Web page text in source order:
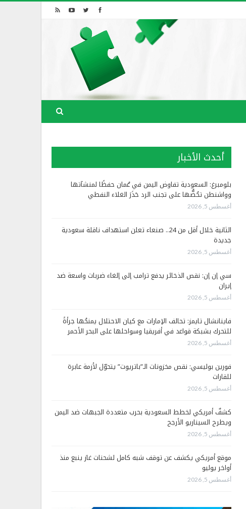
أحدث الأخبار
بلومبرغ: السعودية تفاوض اليمن في عُمان حفظًا لمنشآتها
وواشنطن تحُضُّها على تجنب الرد حَذَرَ الغلاء النفطي
أغسطس 5, 2026
الثانية خلال أقل من 24.. صنعاء تعلن استهداف ناقلة سعودية
جديدة
أغسطس 5, 2026
سي إن إن: نقص الذخائر يدفع ترامب إلى إلغاء ضربات واسعة ضد
إيران
أغسطس 5, 2026
فاينانشال تايمز: تحالف الإمارات مع كيان الاحتلال يمنحُها جرأةً
للتحرك بشبكة قواعد في أفريقيا وسواحلها على البحر الأحمر
أغسطس 5, 2026
فورين بوليسي: نقص مخزونات الـ”باتريوت” يتحوّل لأزمة عابرة
للقارات
أغسطس 5, 2026
كشفٌ أمريكي لخطط السعودية بحرب متعددة الجبهات ضد اليمن
ويطرح السيناريو الأرجح
أغسطس 5, 2026
موقع أمريكي يكشف عن توقف شبه كامل لشحنات غاز ينبع منذ
أواخر يوليو
أغسطس 5, 2026